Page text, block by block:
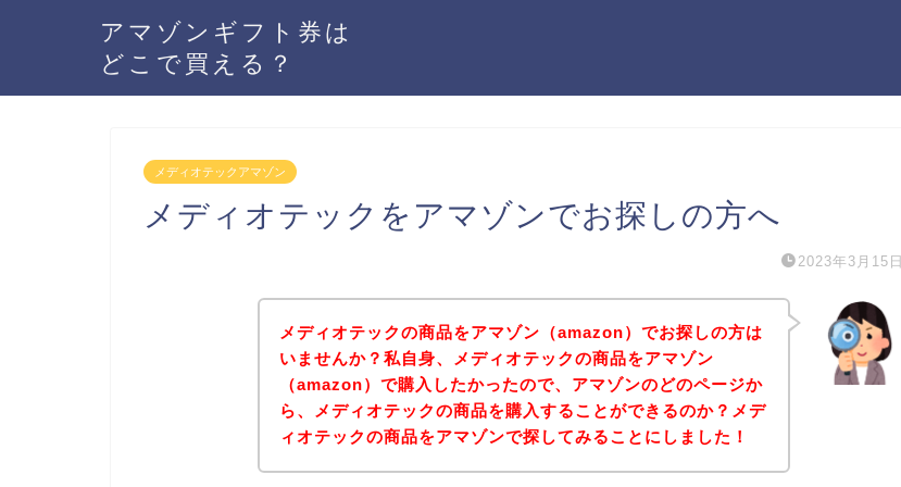
アマゾンギフト券は
どこで買える？
メディオテックアマゾン
メディオテックをアマゾンでお探しの方へ
2023年3月15日
メディオテックの商品をアマゾン（amazon）でお探しの方は
いませんか？私自身、メディオテックの商品をアマゾン
（amazon）で購入したかったので、アマゾンのどのページか
ら、メディオテックの商品を購入することができるのか？メデ
ィオテックの商品をアマゾンで探してみることにしました！